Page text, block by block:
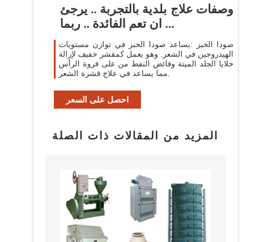
وصفات علاج بلدية بالتجربة .. يرجئ
ان تعم الفائدة .. ربما ...
صودا الخبز :يساعد صودا الخبز في توازن مستويات
الهيدروجين في الشعر. وهو يعمل كمقشر خفيف لإزالة
خلايا الجلد الميتة وفائض النفط من على فروة الرأس
مما يساعد في علاج قشرة الشعر.
احصل على السعر
المزيد من المقالات ذات الصلة